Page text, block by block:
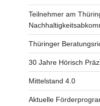
Teilnehmer am
Thüringer
30 Jahre Hörisch
Mittelstand 4.0
Aktuelle